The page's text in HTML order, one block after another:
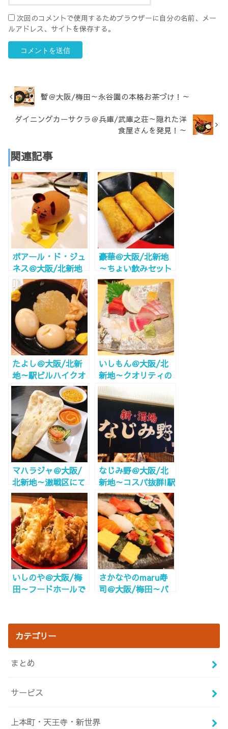
次回のコメントで使用するためブラウザーに自分の名前、メー
ルアドレス、サイトを保存する。
暫＠大阪/梅田～永谷園の本格お茶づけ！～
ダイニングカーサクラ＠兵庫/武庫之荘～隠れた洋
食屋さんを発見！～
関連記事
ポアール・ド・ジュ
ネス＠大阪/北新地
～ラブリーキュート
なスイーツを～
豪華＠大阪/北新地
～ちょい飲みセット
でサクッと中華!!～
たよし＠大阪/北新
地～駅ビルハイクオ
リティ～
いしもん＠大阪/北
新地～クオリティの
高い駅ビル和食～
マハラジャ＠大阪/
北新地～激戦区にて
20年～
なじみ野＠大阪/北
新地～コスパ抜群!駅
ビル呑み屋の骨頂!～
いしのや＠大阪/梅
田～フードホールで
さかなやのmaru寿
司＠大阪/梅田～バ
カテゴリー
まとめ
サービス
上本町・天王寺・新世界